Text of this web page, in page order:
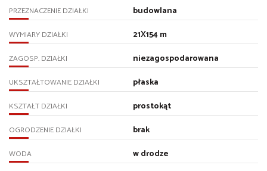
PRZEZNACZENIE DZIAŁKI budowlana
WYMIARY DZIAŁKI 21X154 m
ZAGOSP. DZIAŁKI niezagospodarowana
UKSZTAŁTOWANIE DZIAŁKI płaska
KSZTAŁT DZIAŁKI prostokąt
OGRODZENIE DZIAŁKI brak
WODA w drodze